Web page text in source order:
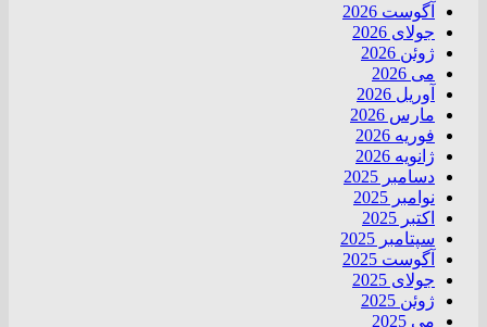
آگوست 2026
جولای 2026
ژوئن 2026
می 2026
آوریل 2026
مارس 2026
فوریه 2026
ژانویه 2026
دسامبر 2025
نوامبر 2025
اکتبر 2025
سپتامبر 2025
آگوست 2025
جولای 2025
ژوئن 2025
می 2025